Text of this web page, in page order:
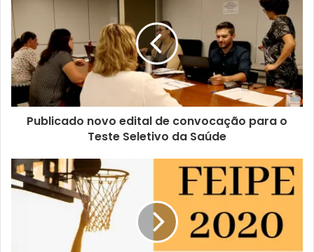
Os alunos verão de perto um larvário, a maquete com um
quintal que possui criadouros do mosquito e outro quintal
limpo, faixas, banner, entre outros materiais.
A exposição no CMEI estará disponível das 9 às 17 horas,
e a expectativa é atingir cerca de 300 alunos e
professores. A unidade fica na Rua Anibal Balaroti, 110.
Basseti e Rose Ramos estarão na Clínica Odontológica
Universitária (COU), da Universidade Estadual de Londrina
(UEL). Calouros do curso de Odontologia vão receber
orientações sobre a dengue e o mosquito transmissor, e
terão a oportunidade de conferir exposições com o ciclo
Publicado novo edital de convocação para o
Teste Seletivo da Saúde